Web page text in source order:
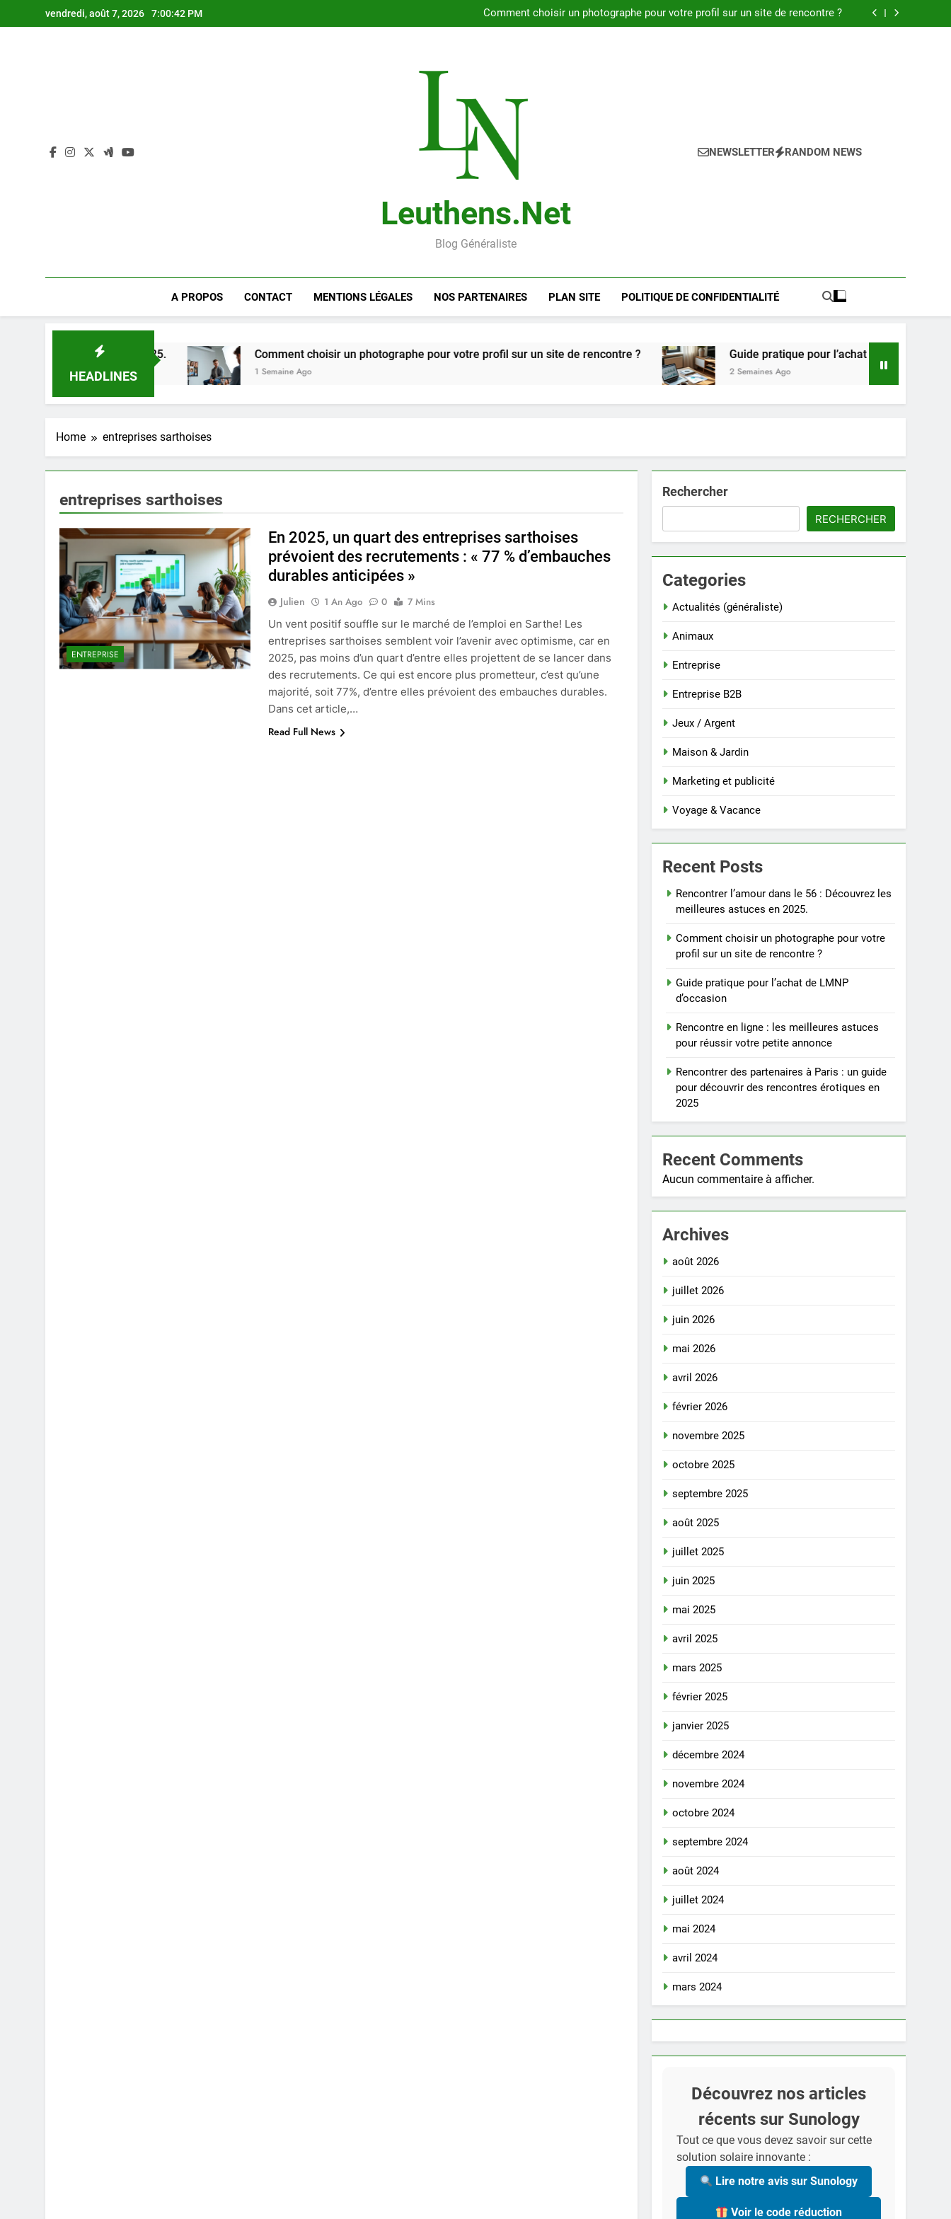
to
vendredi, août 7, 2026 7:00:42 PM
Comment choisir un photographe pour votre profil sur un site de rencontre ?
Guide pratique pour l’achat de LMNP d’occasion
Leuthens.net
Blog Généraliste
NEWSLETTER RANDOM NEWS
A PROPOS CONTACT MENTIONS LÉGALES NOS PARTENAIRES PLAN SITE POLITIQUE DE CONFIDENTIALITÉ
HEADLINES
astuces en 2025. Comment choisir un photographe pour votre profil sur un site de rencontre ?
1 Semaine Ago
Guide pratique pour l’achat de LMNP d’occasion
2 Semaines Ago
Home entreprises sarthoises
entreprises sarthoises
ENTREPRISE
En 2025, un quart des entreprises sarthoises
prévoient des recrutements : « 77 % d’embauches
durables anticipées »
Julien 1 An Ago 0
7 Mins
Un vent positif souffle sur le marché de l’emploi en Sarthe! Les
entreprises sarthoises semblent voir l’avenir avec optimisme, car en
2025, pas moins d’un quart d’entre elles projettent de se lancer dans
des recrutements. Ce qui est encore plus prometteur, c’est qu’une
majorité, soit 77%, d’entre elles prévoient des embauches durables.
Dans cet article,…
Read Full News
Rechercher
RECHERCHER
Categories
Actualités (généraliste)
Animaux
Entreprise
Entreprise B2B
Jeux / Argent
Maison & Jardin
Marketing et publicité
Voyage & Vacance
Recent Posts
Rencontrer l’amour dans le 56 : Découvrez les
meilleures astuces en 2025.
Comment choisir un photographe pour votre
profil sur un site de rencontre ?
Guide pratique pour l’achat de LMNP
d’occasion
Rencontre en ligne : les meilleures astuces
pour réussir votre petite annonce
Rencontrer des partenaires à Paris : un guide
pour découvrir des rencontres érotiques en
2025
Recent Comments
Aucun commentaire à afficher.
Archives
août 2026
juillet 2026
juin 2026
mai 2026
avril 2026
février 2026
novembre 2025
octobre 2025
septembre 2025
août 2025
juillet 2025
juin 2025
mai 2025
avril 2025
mars 2025
février 2025
janvier 2025
décembre 2024
novembre 2024
octobre 2024
septembre 2024
août 2024
juillet 2024
mai 2024
avril 2024
mars 2024
Découvrez nos articles
récents sur Sunology
Tout ce que vous devez savoir sur cette
solution solaire innovante :
Lire notre avis sur Sunology
Voir le code réduction